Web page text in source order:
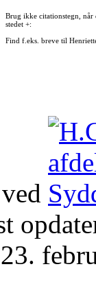
Brug ikke citationstegn, når
stedet +:
Find f.eks. breve til
ved